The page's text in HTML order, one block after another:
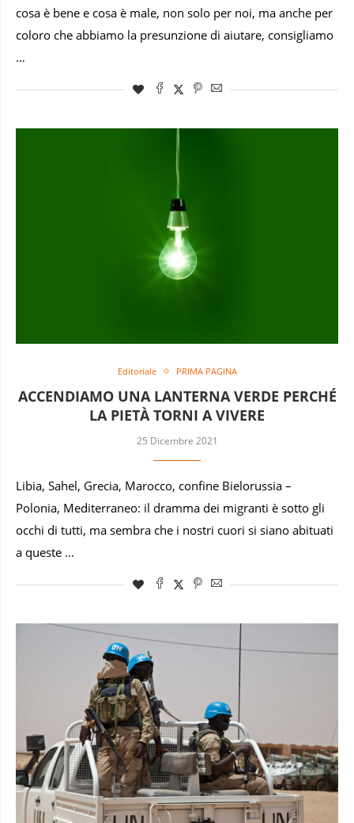
cosa è bene e cosa è male, non solo per noi, ma anche per
coloro che abbiamo la presunzione di aiutare, consigliamo
…
Editoriale PRIMA PAGINA
ACCENDIAMO UNA LANTERNA VERDE PERCHÉ
LA PIETÀ TORNI A VIVERE
25 Dicembre 2021
Libia, Sahel, Grecia, Marocco, confine Bielorussia –
Polonia, Mediterraneo: il dramma dei migranti è sotto gli
occhi di tutti, ma sembra che i nostri cuori si siano abituati
a queste …